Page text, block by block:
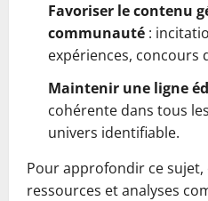
Favoriser le contenu
communauté :
expériences, concours
Maintenir une ligne
cohérente dans tous
univers identifiable.
Pour approfondir ce sujet,
ressources et analyses